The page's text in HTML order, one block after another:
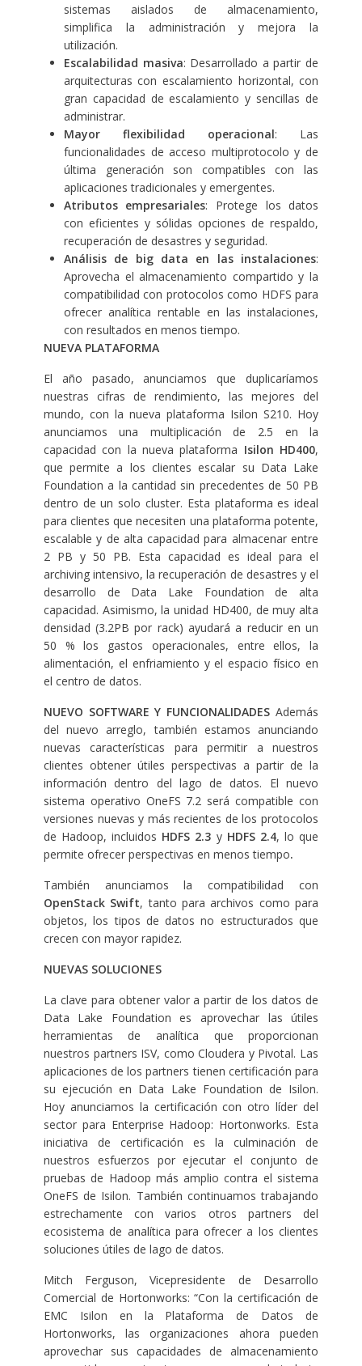
sistemas aislados de almacenamiento,
simplifica la administración y mejora la
utilización.
Escalabilidad masiva: Desarrollado a partir de
arquitecturas con escalamiento horizontal, con
gran capacidad de escalamiento y sencillas de
administrar.
Mayor flexibilidad operacional: Las
funcionalidades de acceso multiprotocolo y de
última generación son compatibles con las
aplicaciones tradicionales y emergentes.
Atributos empresariales: Protege los datos
con eficientes y sólidas opciones de respaldo,
recuperación de desastres y seguridad.
Análisis de big data en las instalaciones:
Aprovecha el almacenamiento compartido y la
compatibilidad con protocolos como HDFS para
ofrecer analítica rentable en las instalaciones,
con resultados en menos tiempo.
NUEVA PLATAFORMA
El año pasado, anunciamos que duplicaríamos
nuestras cifras de rendimiento, las mejores del
mundo, con la nueva plataforma Isilon S210. Hoy
anunciamos una multiplicación de 2.5 en la
capacidad con la nueva plataforma Isilon HD400,
que permite a los clientes escalar su Data Lake
Foundation a la cantidad sin precedentes de 50 PB
dentro de un solo cluster. Esta plataforma es ideal
para clientes que necesiten una plataforma potente,
escalable y de alta capacidad para almacenar entre
2 PB y 50 PB. Esta capacidad es ideal para el
archiving intensivo, la recuperación de desastres y el
desarrollo de Data Lake Foundation de alta
capacidad. Asimismo, la unidad HD400, de muy alta
densidad (3.2PB por rack) ayudará a reducir en un
50 % los gastos operacionales, entre ellos, la
alimentación, el enfriamiento y el espacio físico en
el centro de datos.
NUEVO SOFTWARE Y FUNCIONALIDADES Además
del nuevo arreglo, también estamos anunciando
nuevas características para permitir a nuestros
clientes obtener útiles perspectivas a partir de la
información dentro del lago de datos. El nuevo
sistema operativo OneFS 7.2 será compatible con
versiones nuevas y más recientes de los protocolos
de Hadoop, incluidos HDFS 2.3 y HDFS 2.4, lo que
permite ofrecer perspectivas en menos tiempo.
También anunciamos la compatibilidad con
OpenStack Swift, tanto para archivos como para
objetos, los tipos de datos no estructurados que
crecen con mayor rapidez.
NUEVAS SOLUCIONES
La clave para obtener valor a partir de los datos de
Data Lake Foundation es aprovechar las útiles
herramientas de analítica que proporcionan
nuestros partners ISV, como Cloudera y Pivotal. Las
aplicaciones de los partners tienen certificación para
su ejecución en Data Lake Foundation de Isilon.
Hoy anunciamos la certificación con otro líder del
sector para Enterprise Hadoop: Hortonworks. Esta
iniciativa de certificación es la culminación de
nuestros esfuerzos por ejecutar el conjunto de
pruebas de Hadoop más amplio contra el sistema
OneFS de Isilon. También continuamos trabajando
estrechamente con varios otros partners del
ecosistema de analítica para ofrecer a los clientes
soluciones útiles de lago de datos.
Mitch Ferguson, Vicepresidente de Desarrollo
Comercial de Hortonworks: “Con la certificación de
EMC Isilon en la Plataforma de Datos de
Hortonworks, las organizaciones ahora pueden
aprovechar sus capacidades de almacenamiento